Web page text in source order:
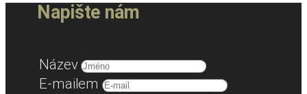
Napište nám
Název
E-mailem